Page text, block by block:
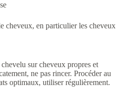
cheveux, en particulier les cheveux
sur cheveux propres et
ne pas rincer. Procéder au
optimaux, utiliser régulièrement.